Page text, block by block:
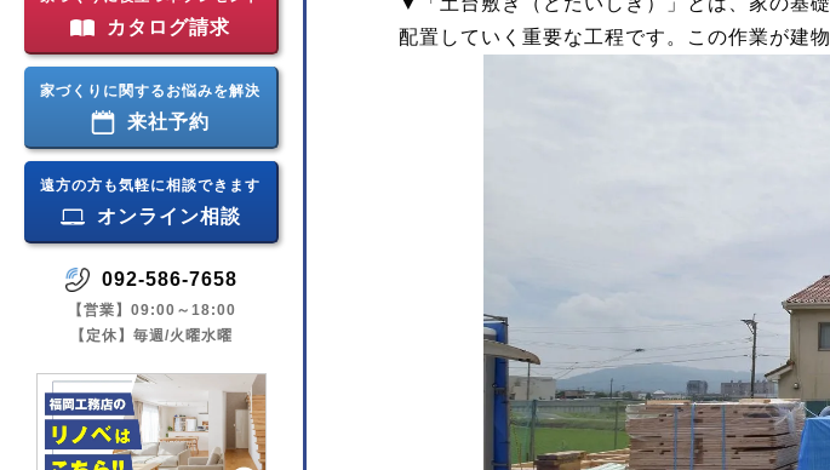
カタログ請求
家づくりに関するお悩みを解決
来社予約
遠方の方も気軽に相談できます
オンライン相談
092-586-7658
【営業】09:00～18:00
【定休】毎週/火曜水曜
配置していく重要な工程です。この作業が建